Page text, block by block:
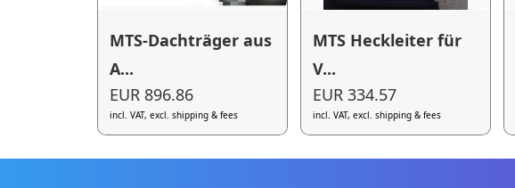
MTS-Dachträger aus
A...
EUR 896.86
incl. VAT, excl. shipping & fees
MTS Heckleiter für
V...
EUR 334.57
incl. VAT, excl. shipping & fees